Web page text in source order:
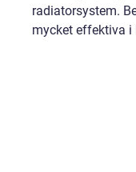
radiatorsystem.
mycket effektiva